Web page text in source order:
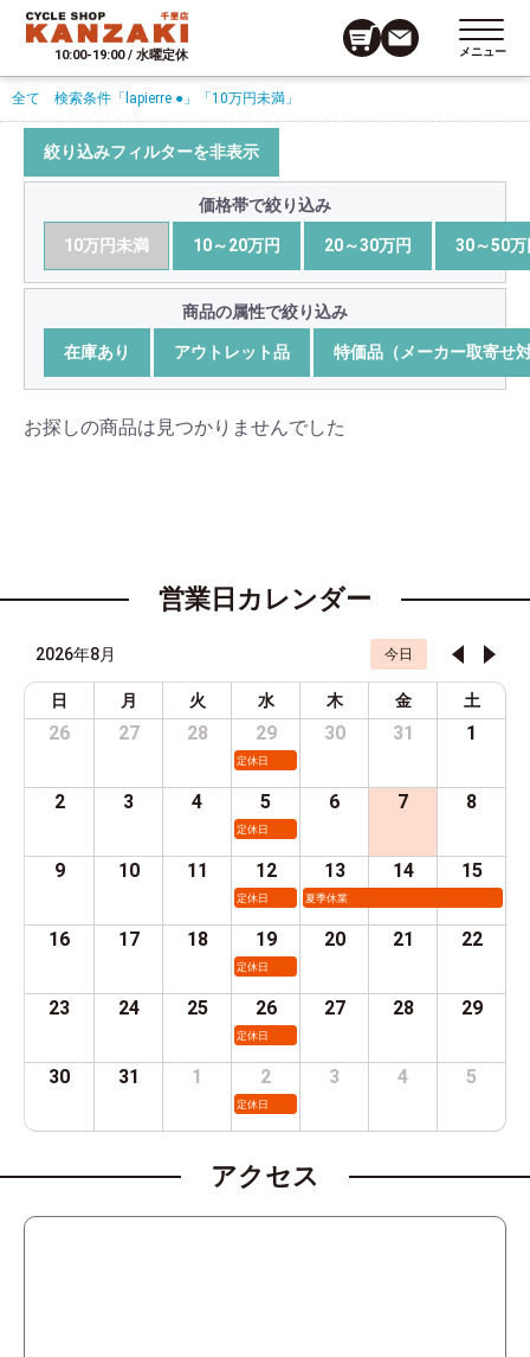
10:00-19:00 / 水曜定休 メニュー
全て 検索条件 「lapierre ●」 「10万円未満」
絞り込みフィルターを非表示
価格帯で絞り込み
10万円未満 10～20万円 20～30万円 30～50万
商品の属性で絞り込み
在庫あり アウトレット品 特価品（メーカー取寄せ
お探しの商品は見つかりませんでした
営業日カレンダー
2026年8月 今日
日 月 火 水 木 金 土
26 27 28 29
定休日
30 31 1
2 3 4 5
定休日
6 7 8
9 10 11 12
定休日
13
夏季休業
14 15
16 17 18 19
定休日
20 21 22
23 24 25 26
定休日
27 28 29
30 31 1 2
定休日
3 4 5
アクセス